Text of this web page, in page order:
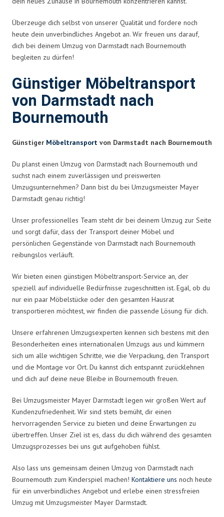
Überzeuge dich selbst von unserer Qualität und fordere noch
heute dein unverbindliches Angebot an. Wir freuen uns darauf,
dich bei deinem Umzug von Darmstadt nach Bournemouth
begleiten zu dürfen!
Günstiger Möbeltransport
von Darmstadt nach
Bournemouth
Günstiger Möbeltransport von Darmstadt nach Bournemouth
Du planst einen Umzug von Darmstadt nach Bournemouth und
suchst nach einem zuverlässigen und preiswerten
Umzugsunternehmen? Dann bist du bei Umzugsmeister Mayer
Darmstadt genau richtig!
Unser professionelles Team steht dir bei deinem Umzug zur Seite
und sorgt dafür, dass der Transport deiner Möbel und
persönlichen Gegenstände von Darmstadt nach Bournemouth
reibungslos verläuft.
Wir bieten einen günstigen Möbeltransport-Service an, der
speziell auf individuelle Bedürfnisse zugeschnitten ist. Egal, ob du
nur ein paar Möbelstücke oder den gesamten Hausrat
transportieren möchtest, wir finden die passende Lösung für dich.
Unsere erfahrenen Umzugsexperten kennen sich bestens mit den
Besonderheiten eines internationalen Umzugs aus und kümmern
sich um alle wichtigen Schritte, wie die Verpackung, den Transport
und die Montage vor Ort. Du kannst dich entspannt zurücklehnen
und dich auf deine neue Bleibe in Bournemouth freuen.
Bei Umzugsmeister Mayer Darmstadt legen wir großen Wert auf
Kundenzufriedenheit. Wir sind stets bemüht, dir einen
hervorragenden Service zu bieten und deine Erwartungen zu
übertreffen. Unser Ziel ist es, dass du dich während des gesamten
Umzugsprozesses bei uns gut aufgehoben fühlst.
Also lass uns gemeinsam deinen Umzug von Darmstadt nach
Bournemouth zum Kinderspiel machen! Kontaktiere uns noch heute
für ein unverbindliches Angebot und erlebe einen stressfreien
Umzug mit Umzugsmeister Mayer Darmstadt.